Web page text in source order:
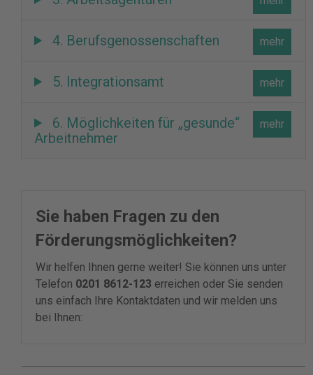
4. Berufsgenossenschaften
5. Integrationsamt
6. Möglichkeiten für „gesunde“
Arbeitnehmer
Sie haben Fragen zu den
Förderungsmöglichkeiten?
Wir helfen Ihnen gerne weiter! Sie können uns unter
Telefon 0201 8612-123 erreichen oder Sie senden
uns einfach Ihre Kontaktdaten und wir melden uns
bei Ihnen: